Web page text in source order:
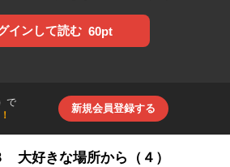
インして読む 60pt
で
新規会員登録する
大好きな場所から（４）